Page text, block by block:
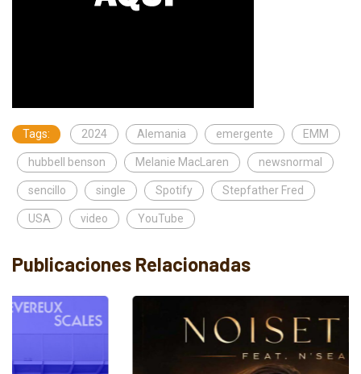
Tags: 2024 Alemania emergente EMM
hubbell benson Melanie MacLaren newsnormal
sencillo single Spotify Stepfather Fred
USA video YouTube
Publicaciones Relacionadas